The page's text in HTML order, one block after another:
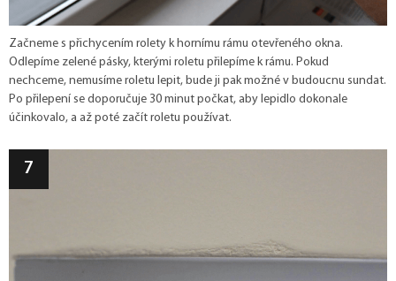
Začneme s přichycením rolety k hornímu rámu otevřeného okna.
Odlepíme zelené pásky, kterými roletu přilepíme k rámu. Pokud
nechceme, nemusíme roletu lepit, bude ji pak možné v budoucnu sundat.
Po přilepení se doporučuje 30 minut počkat, aby lepidlo dokonale
účinkovalo, a až poté začít roletu používat.